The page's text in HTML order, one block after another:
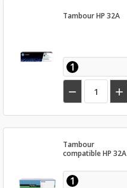
Tambour HP 32A
1
 
Tambour
compatible HP 32A
1